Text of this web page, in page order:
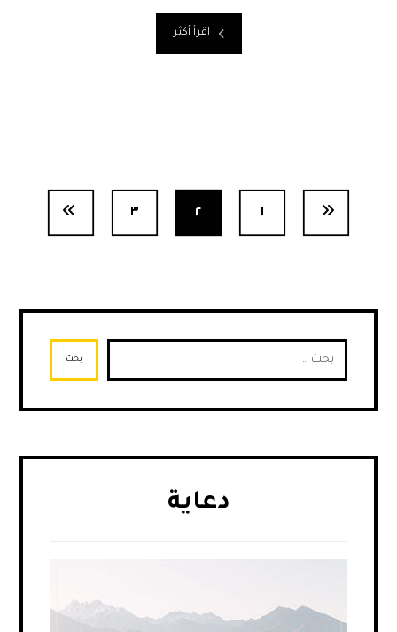
اقرأ أكثر
١ ٢ ٣
بحث
دعاية